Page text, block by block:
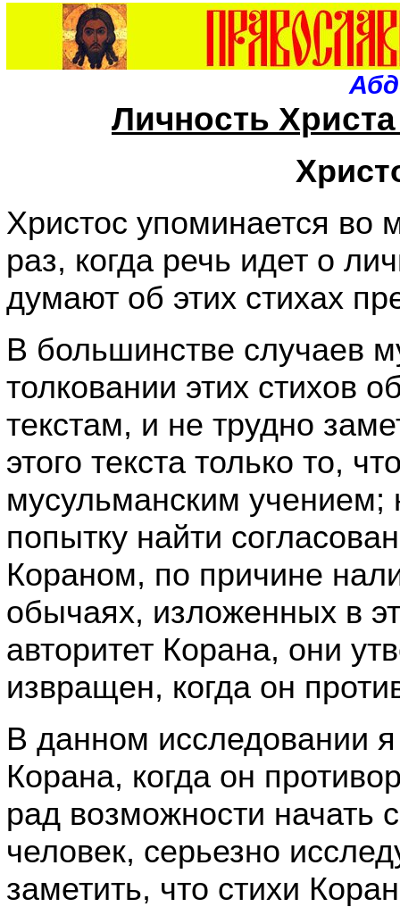
Личность
Христос упоминается во
раз, когда речь идет о
думают об этих стихах
В большинстве случаев
толковании этих стихов
текстам, и не трудно
этого текста только то,
мусульманским учением;
попытку найти
Кораном, по причине
обычаях, изложенных в
авторитет Корана, они
извращен, когда он
В данном исследовании
Корана, когда он
рад возможности начать
человек, серьезно
заметить, что стихи